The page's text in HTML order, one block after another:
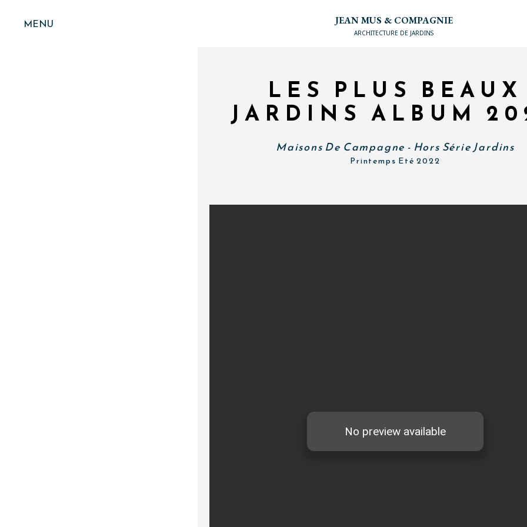
MENU JEAN MUS & COMPAGNIE
ARCHITECTURE DE JARDINS
LES PLUS BEAUX
JARDINS ALBUM
Maisons De Campagne - Hors Série Jardins
Printemps Eté 2022